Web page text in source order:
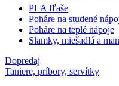
PLA fľaše
Poháre na studené
Poháre na teplé nápoje
Slamky, miešadlá a
Dopredaj
Taniere, príbory, servítky